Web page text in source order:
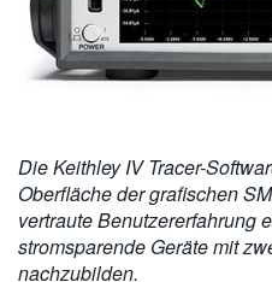
Die Keithley IV Tracer-
Oberfläche der grafischen
vertraute Benutzererfahrung
stromsparende Geräte mit
nachzubilden.